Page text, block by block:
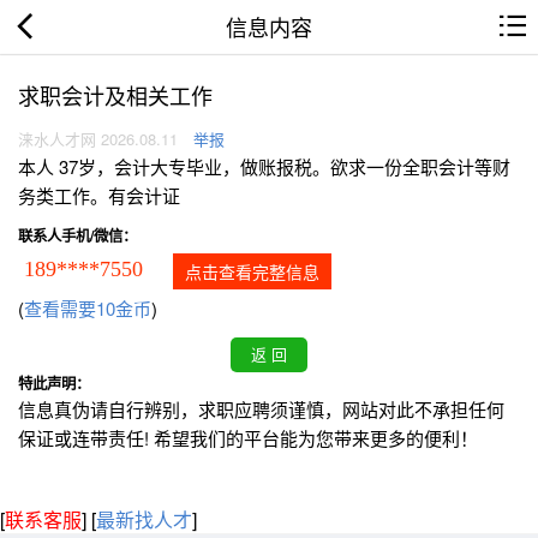
信息内容
求职会计及相关工作
涞水人才网 2026.08.11 举报
本人 37岁，会计大专毕业，做账报税。欲求一份全职会计等财
务类工作。有会计证
联系人手机/微信：
189****7550 点击查看完整信息
(查看需要10金币)
特此声明：
信息真伪请自行辨别，求职应聘须谨慎，网站对此不承担任何
保证或连带责任! 希望我们的平台能为您带来更多的便利！
[联系客服] [最新找人才]